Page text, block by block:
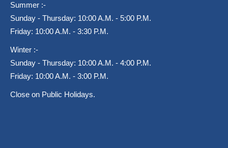
Summer :-
Sunday - Thursday: 10:00 A.M. - 5:00 P.M.
Friday: 10:00 A.M. - 3:30 P.M.
Winter :-
Sunday - Thursday: 10:00 A.M. - 4:00 P.M.
Friday: 10:00 A.M. - 3:00 P.M.
Close on Public Holidays.